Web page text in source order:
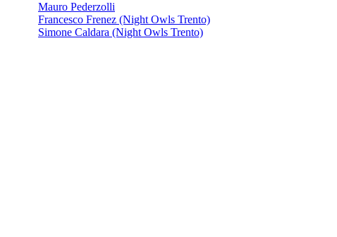
Mauro Pederzolli
Francesco Frenez (Night Owls Trento)
Simone Caldara (Night Owls Trento)